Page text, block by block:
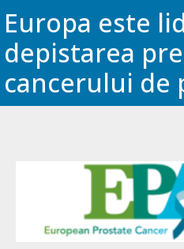
Europa este
depistarea
cancerului de